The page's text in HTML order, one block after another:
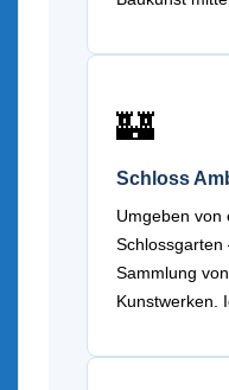
🏰
Schloss
Umgeben von
Sammlung
Kunstwerken.